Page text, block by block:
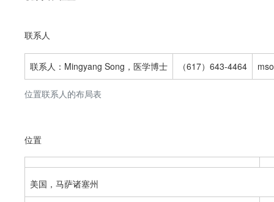
联系人
位置联系人的布局表
联系人：Mingyang Song，医学博士 （617）643-4464
位置
美国，马萨诸塞州